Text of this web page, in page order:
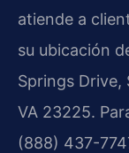
atiende a
su ubicación
Springs Drive,
VA 23225.
(888) 437-